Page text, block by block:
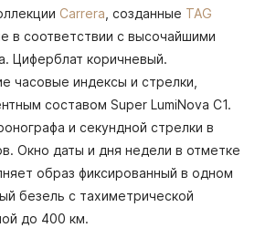
Carrera , созданные TAG
в соответствии с высочайшими
Циферблат коричневый.
часовые индексы и стрелки,
составом Super LumiNova С1.
и секундной стрелки в
Окно даты и дня недели в отметке
образ фиксированный в одном
безель с тахиметрической
до 400 км.